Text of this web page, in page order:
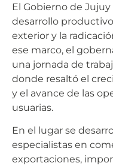
El Gobierno de
desarrollo
exterior y la
ese marco, el
una jornada de
donde resaltó el
y el avance de las
usuarias.
En el lugar se
especialistas en
exportaciones,